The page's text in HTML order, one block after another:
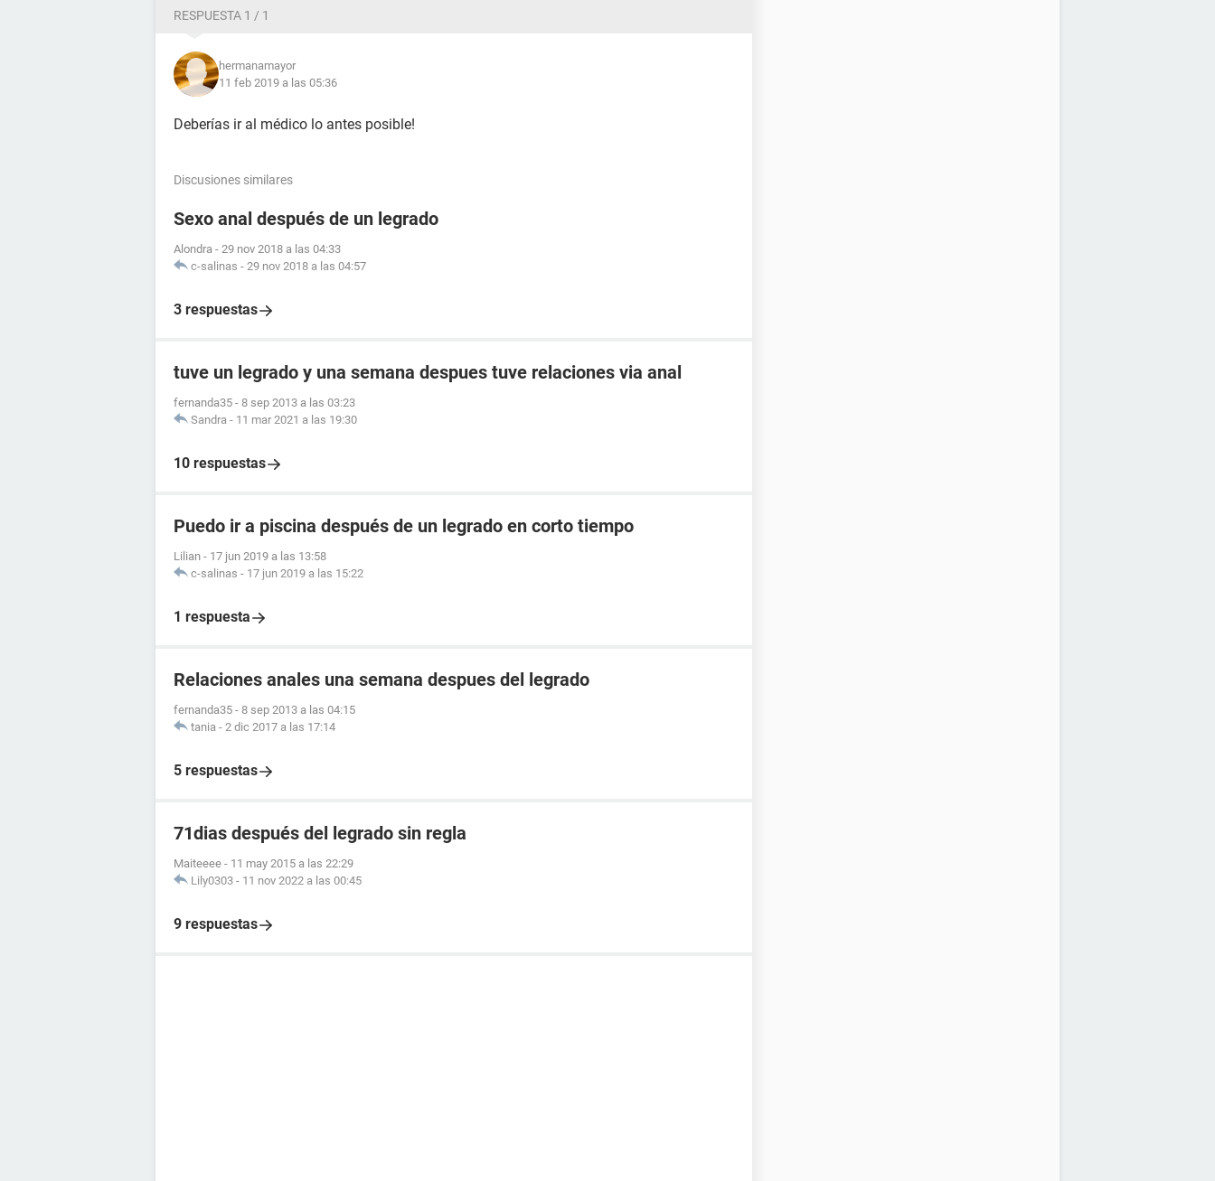
RESPUESTA 1 / 1
hermanamayor
11 feb 2019 a las 05:36
Deberías ir al médico lo antes posible!
Discusiones similares
Sexo anal después de un legrado
Alondra - 29 nov 2018 a las 04:33
c-salinas - 29 nov 2018 a las 04:57
3 respuestas
tuve un legrado y una semana despues tuve relaciones via anal
fernanda35 - 8 sep 2013 a las 03:23
Sandra - 11 mar 2021 a las 19:30
10 respuestas
Puedo ir a piscina después de un legrado en corto tiempo
Lilian - 17 jun 2019 a las 13:58
c-salinas - 17 jun 2019 a las 15:22
1 respuesta
Relaciones anales una semana despues del legrado
fernanda35 - 8 sep 2013 a las 04:15
tania - 2 dic 2017 a las 17:14
5 respuestas
71dias después del legrado sin regla
Maiteeee - 11 may 2015 a las 22:29
Lily0303 - 11 nov 2022 a las 00:45
9 respuestas